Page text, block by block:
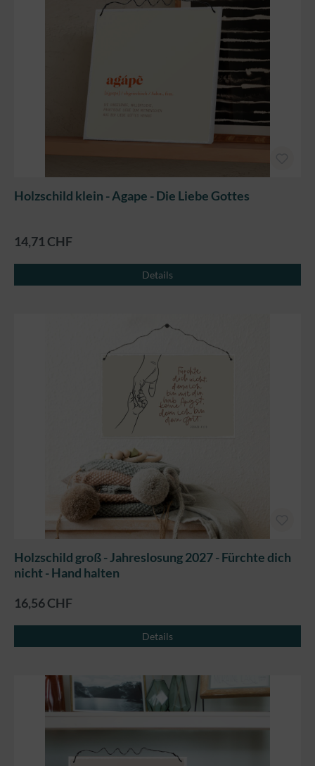
Holzschild klein - Agape - Die Liebe Gottes
14,71 CHF
Details
Holzschild groß - Jahreslosung 2027 - Fürchte dich
nicht - Hand halten
16,56 CHF
Details